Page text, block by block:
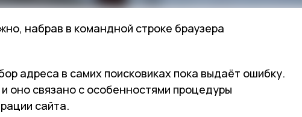
набрав в командной строке браузера
адреса в самих поисковиках пока выдаёт ошибку.
оно связано с особенностями процедуры
сайта.